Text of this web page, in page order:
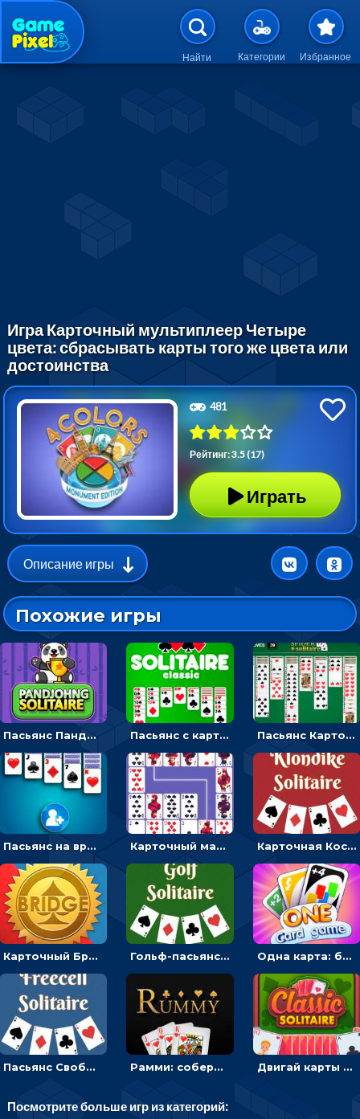
Перейти к основному
Найти Категории Избранное
Игра Карточный мультиплеер Четыре
цвета: сбрасывать карты того же цвета или
достоинства
481
Рейтинг: 3.5 (17)
Играть
Описание игры
Похожие игры
Пасьянс Панджонг: собирать карты по порядку, чтобы очистить поле Пасьянс с картами: раскладывать масти в четыре ячейки Пасьянс Карточный паук: складывать карты по мастям от короля до туза в колоду
Пасьянс на время: разложить карты по мастям от туза до короля Карточный маджонг: найти две одинаковые масти и соединить Карточная Косынка: собрать по масти и сложить в стопки
Карточный Бридж: класть карты по очереди и брать взятки Гольф-пасьянс: разложить карты в одну стопку Одна карта: бить одним цветом или цифрой
Пасьянс Свободная ячейка: сложить карты от туза до короля Рамми: собери комбинации и сбрось карты Двигай карты и раскладывай по мастям - карточная головоломка
Посмотрите больше игр из категорий: